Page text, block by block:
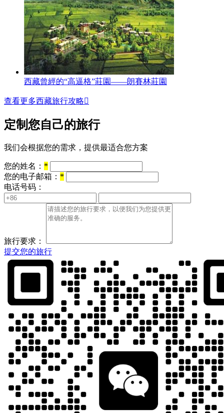
西藏曾經的“高逼格”莊園——朗賽林莊園
查看更多西藏旅行攻略
定制您自己的旅行
我们会根据您的需求，提供最适合您方案
您的姓名： *
您的电子邮箱： *
电话号码：
旅行要求：
提交您的旅行